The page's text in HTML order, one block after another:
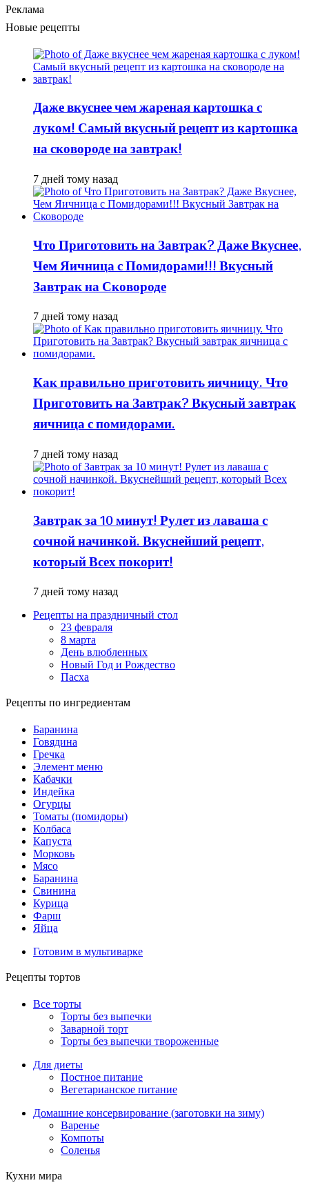
Реклама
Новые рецепты
Даже вкуснее чем жареная картошка с
луком! Самый вкусный рецепт из картошка
на сковороде на завтрак!
7 дней тому назад
Что Приготовить на Завтрак? Даже Вкуснее,
Чем Яичница с Помидорами!!! Вкусный
Завтрак на Сковороде
7 дней тому назад
Как правильно приготовить яичницу. Что
Приготовить на Завтрак? Вкусный завтрак
яичница с помидорами.
7 дней тому назад
Завтрак за 10 минут! Рулет из лаваша с
сочной начинкой. Вкуснейший рецепт,
который Всех покорит!
7 дней тому назад
Рецепты на праздничный стол
23 февраля
8 марта
День влюбленных
Новый Год и Рождество
Пасха
Рецепты по ингредиентам
Баранина
Говядина
Гречка
Элемент меню
Кабачки
Индейка
Огурцы
Томаты (помидоры)
Колбаса
Капуста
Морковь
Мясо
Баранина
Свинина
Курица
Фарш
Яйца
Готовим в мультиварке
Рецепты тортов
Все торты
Торты без выпечки
Заварной торт
Торты без выпечки твороженные
Для диеты
Постное питание
Вегетарианское питание
Домашние консервирование (заготовки на зиму)
Варенье
Компоты
Соленья
Кухни мира